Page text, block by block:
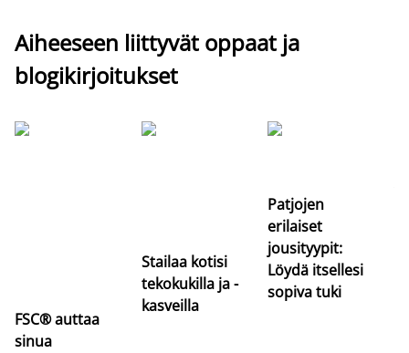
Aiheeseen liittyvät oppaat ja
blogikirjoitukset
FSC® auttaa
sinua
Stailaa kotisi
tekokukilla ja -
kasveilla
Patjojen
erilaiset
jousityypit:
Löydä itsellesi
sopiva tuki